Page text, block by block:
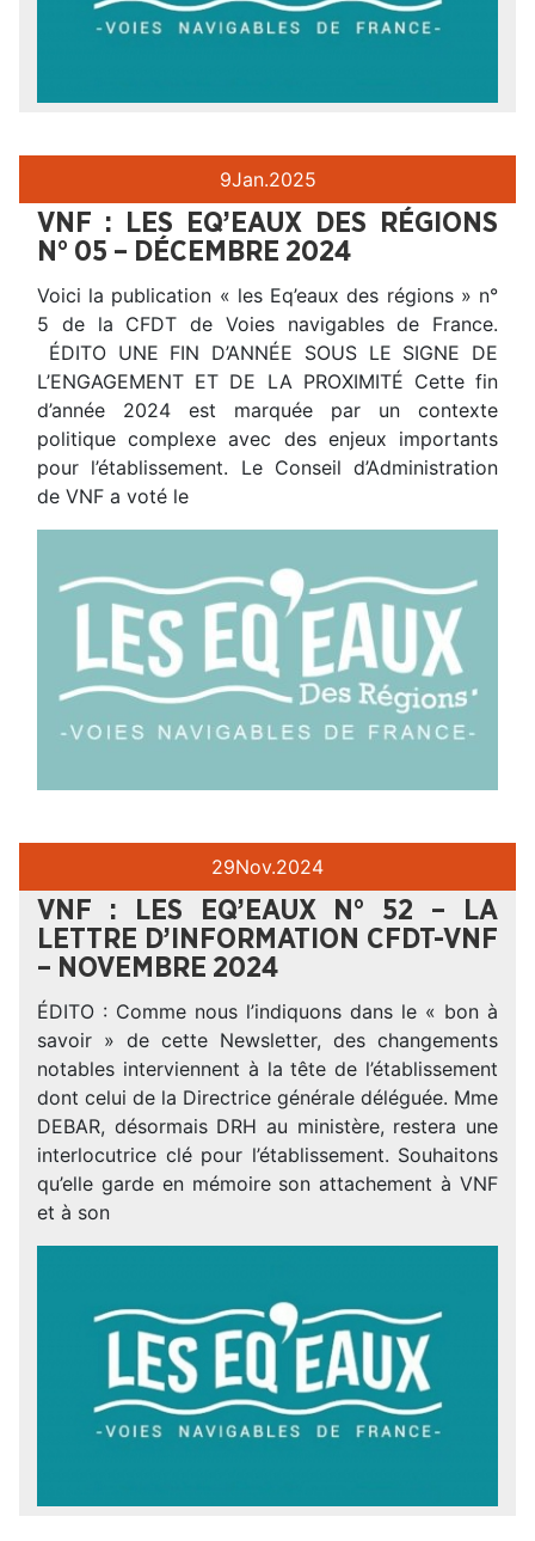
9Jan.2025
VNF : LES EQ’EAUX DES RÉGIONS
N° 05 – DÉCEMBRE 2024
Voici la publication « les Eq’eaux des régions » n°
5 de la CFDT de Voies navigables de France.
ÉDITO UNE FIN D’ANNÉE SOUS LE SIGNE DE
L’ENGAGEMENT ET DE LA PROXIMITÉ Cette fin
d’année 2024 est marquée par un contexte
politique complexe avec des enjeux importants
pour l’établissement. Le Conseil d’Administration
de VNF a voté le
29Nov.2024
VNF : LES EQ’EAUX N° 52 – LA
LETTRE D’INFORMATION CFDT-VNF
– NOVEMBRE 2024
ÉDITO : Comme nous l’indiquons dans le « bon à
savoir » de cette Newsletter, des changements
notables interviennent à la tête de l’établissement
dont celui de la Directrice générale déléguée. Mme
DEBAR, désormais DRH au ministère, restera une
interlocutrice clé pour l’établissement. Souhaitons
qu’elle garde en mémoire son attachement à VNF
et à son